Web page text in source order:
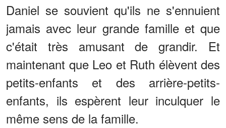
Daniel se souvient qu'ils ne s'ennuient
jamais avec leur grande famille et que
c'était très amusant de grandir. Et
maintenant que Leo et Ruth élèvent des
petits-enfants et des arrière-petits-
enfants, ils espèrent leur inculquer le
même sens de la famille.